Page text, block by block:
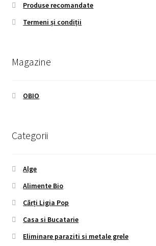
Produse recomandate
Termeni și condiții
Magazine
OBIO
Categorii
Alge
Alimente Bio
Cărți Ligia Pop
Casa si Bucatarie
Eliminare paraziti si metale grele